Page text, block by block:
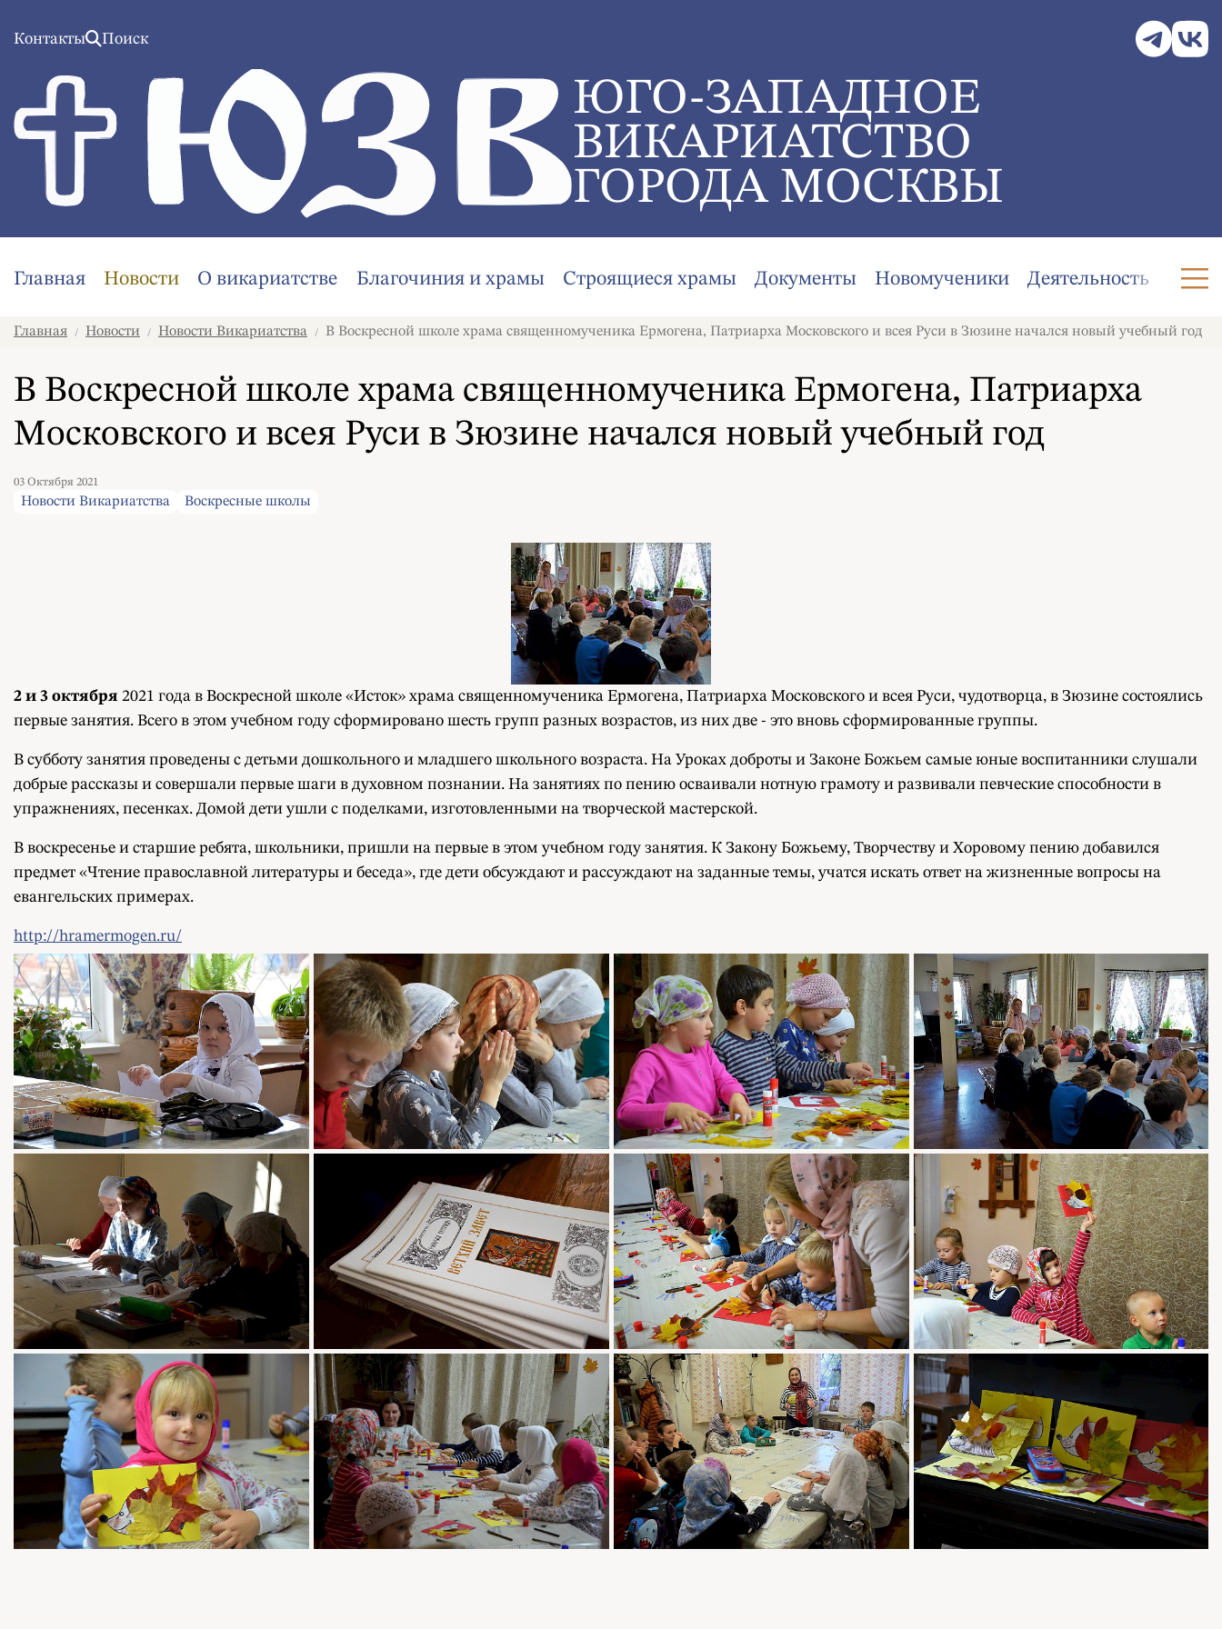
Контакты Поиск
ЮГО-ЗАПАДНОЕ
ВИКАРИАТСТВО
ГОРОДА МОСКВЫ
Главная Новости О викариатстве Благочиния и храмы Строящиеся храмы Документы Новомученики Деятельность
Главная / Новости / Новости Викариатства / В Воскресной школе храма священномученика Ермогена, Патриарха Московского и всея Руси в Зюзине начался новый учебный год
В Воскресной школе храма священномученика Ермогена, Патриарха
Московского и всея Руси в Зюзине начался новый учебный год
03 Октября 2021
Новости Викариатства Воскресные школы
2 и 3 октября 2021 года в Воскресной школе «Исток» храма священномученика Ермогена, Патриарха Московского и всея Руси, чудотворца, в Зюзине состоялись
первые занятия. Всего в этом учебном году сформировано шесть групп разных возрастов, из них две - это вновь сформированные группы.
В субботу занятия проведены с детьми дошкольного и младшего школьного возраста. На Уроках доброты и Законе Божьем самые юные воспитанники слушали
добрые рассказы и совершали первые шаги в духовном познании. На занятиях по пению осваивали нотную грамоту и развивали певческие способности в
упражнениях, песенках. Домой дети ушли с поделками, изготовленными на творческой мастерской.
В воскресенье и старшие ребята, школьники, пришли на первые в этом учебном году занятия. К Закону Божьему, Творчеству и Хоровому пению добавился
предмет «Чтение православной литературы и беседа», где дети обсуждают и рассуждают на заданные темы, учатся искать ответ на жизненные вопросы на
евангельских примерах.
http://hramermogen.ru/